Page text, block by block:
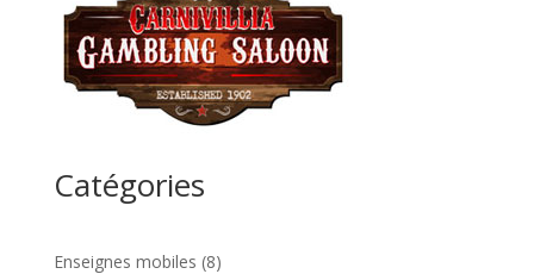
Catégories
Enseignes mobiles 88